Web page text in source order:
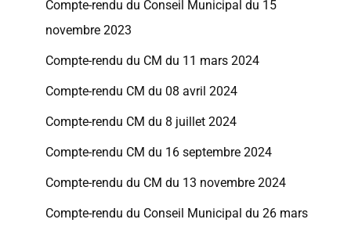
Compte-rendu du Conseil Municipal du 15
novembre 2023
Compte-rendu du CM du 11 mars 2024
Compte-rendu CM du 08 avril 2024
Compte-rendu CM du 8 juillet 2024
Compte-rendu CM du 16 septembre 2024
Compte-rendu du CM du 13 novembre 2024
Compte-rendu du Conseil Municipal du 26 mars